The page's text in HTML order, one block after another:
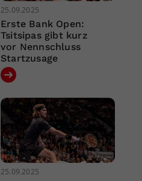
25.09.2025
Erste Bank Open:
Tsitsipas gibt kurz
vor Nennschluss
Startzusage
25.09.2025